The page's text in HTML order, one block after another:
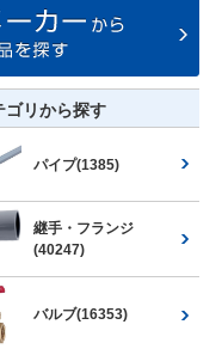
ゴリから探す
パイプ(1385)
継手・フランジ
(40247)
バルブ(16353)